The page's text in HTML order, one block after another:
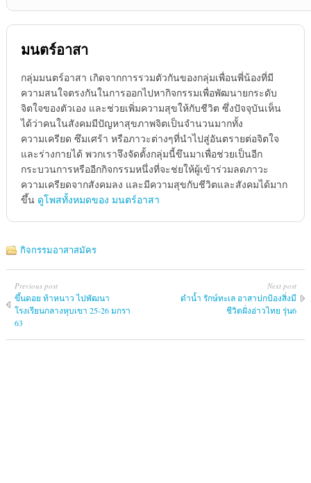
มนตร์อาสา
กลุ่มมนตร์อาสา เกิดจากการรวมตัวกันของกลุ่มเพื่อนพี่น้องที่มี
ความสนใจตรงกันในการออกไปหากิจกรรมเพื่อพัฒนายกระดับ
จิตใจของตัวเอง และช่วยเพิ่มความสุขให้กับชีวิต ซึ่งปัจจุบันเห็น
ได้ว่าคนในสังคมมีปัญหาสุขภาพจิตเป็นจำนวนมากทั้ง
ความเครียด ซึมเศร้า หรือภาวะต่างๆที่นำไปสู่อันตรายต่อจิตใจ
และร่างกายได้ พวกเราจึงจัดตั้งกลุ่มนี้ขึนมาเพื่อช่วยเป็นอีก
กระบวนการหรืออีกกิจกรรมหนึ่งที่จะช่ยให้ผู้เข้าร่วมลดภาวะ
ความเครียดจากสังคมลง และมีความสุขกับชีวิตและสังคมได้มาก
ขึ้น ดูโพสทั้งหมดของ มนตร์อาสา
กิจกรรมอาสาสมัคร
Previous post
ขึ้นดอย ท้าหนาว ไปพัฒนา
โรงเรียนกลางหุบเขา 25-26 มกรา
63
Next post
ดำน้ำ รักษ์ทะเล อาสาปกป้องสิ่งมี
ชีวิตฝั่งอ่าวไทย รุ่น6